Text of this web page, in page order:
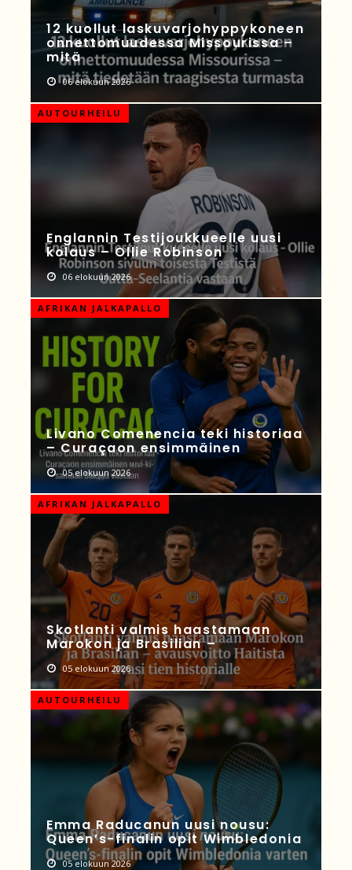
12 kuollut laskuvarjohyppykoneen
onnettomuudessa Missourissa –
mitä
06 elokuun 2026
AUTOURHEILU
Englannin Testijoukkueelle uusi
kolaus – Ollie Robinson
06 elokuun 2026
AFRIKAN JALKAPALLO
Livano Comenencia teki historiaa
– Curaçaon ensimmäinen
05 elokuun 2026
AFRIKAN JALKAPALLO
Skotlanti valmis haastamaan
Marokon ja Brasilian –
05 elokuun 2026
AUTOURHEILU
Emma Raducanun uusi nousu:
Queen’s-finalin opit Wimbledonia
05 elokuun 2026